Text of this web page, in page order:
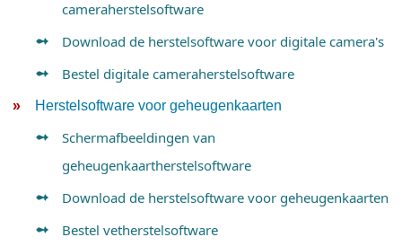
cameraherstelsoftware
Download de herstelsoftware voor digitale camera's
Bestel digitale cameraherstelsoftware
Herstelsoftware voor geheugenkaarten
Schermafbeeldingen van
geheugenkaartherstelsoftware
Download de herstelsoftware voor geheugenkaarten
Bestel vetherstelsoftware